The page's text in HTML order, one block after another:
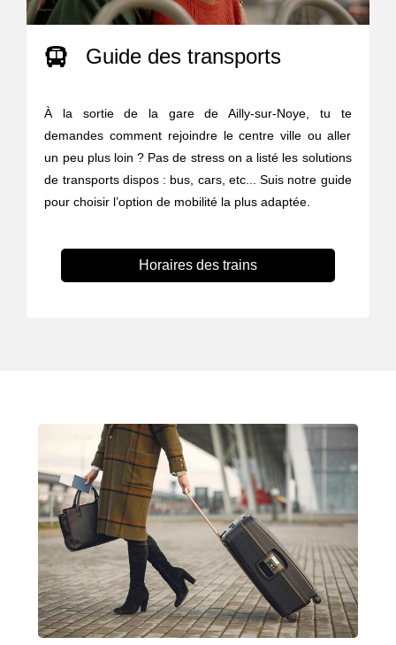
Guide des transports
À la sortie de la gare de Ailly-sur-Noye, tu te
demandes comment rejoindre le centre ville ou aller
un peu plus loin ? Pas de stress on a listé les solutions
de transports dispos : bus, cars, etc... Suis notre guide
pour choisir l’option de mobilité la plus adaptée.
Horaires des trains